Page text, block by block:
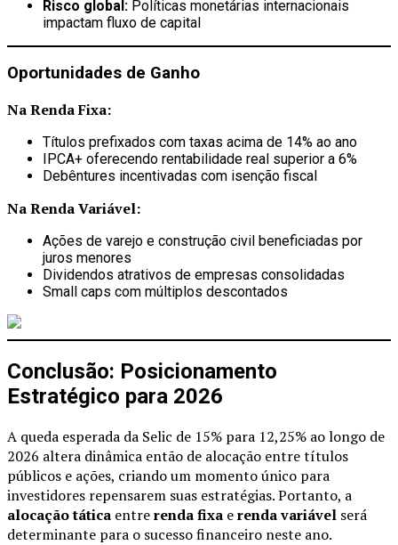
Risco global: Políticas monetárias internacionais
impactam fluxo de capital
Oportunidades de Ganho
Na Renda Fixa:
Títulos prefixados com taxas acima de 14% ao ano
IPCA+ oferecendo rentabilidade real superior a 6%
Debêntures incentivadas com isenção fiscal
Na Renda Variável:
Ações de varejo e construção civil beneficiadas por
juros menores
Dividendos atrativos de empresas consolidadas
Small caps com múltiplos descontados
Conclusão: Posicionamento
Estratégico para 2026
A queda esperada da Selic de 15% para 12,25% ao longo de
2026 altera dinâmica então de alocação entre títulos
públicos e ações, criando um momento único para
investidores repensarem suas estratégias. Portanto, a
alocação tática entrerenda fixa erenda variável será
determinante para o sucesso financeiro neste ano.